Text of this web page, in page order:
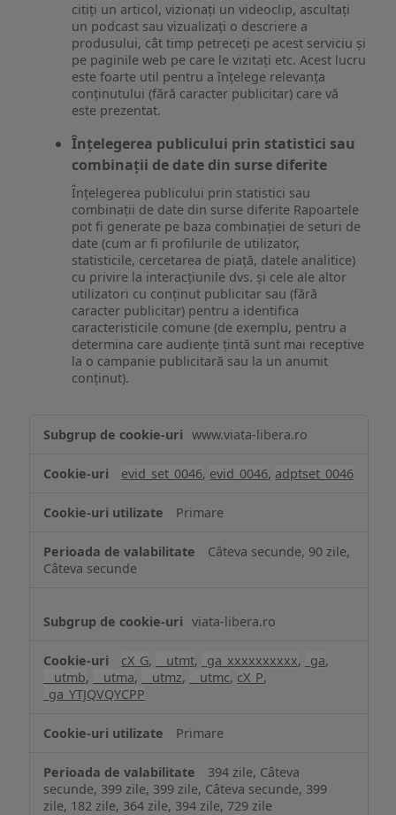
citiți un articol, vizionați un videoclip, ascultați
un podcast sau vizualizați o descriere a
produsului, cât timp petreceți pe acest serviciu și
pe paginile web pe care le vizitați etc. Acest lucru
este foarte util pentru a înțelege relevanța
conținutului (fără caracter publicitar) care vă
este prezentat.
Înțelegerea publicului prin statistici sau
combinații de date din surse diferite
Înțelegerea publicului prin statistici sau
combinații de date din surse diferite Rapoartele
pot fi generate pe baza combinației de seturi de
date (cum ar fi profilurile de utilizator,
statisticile, cercetarea de piață, datele analitice)
cu privire la interacțiunile dvs. și cele ale altor
utilizatori cu conținut publicitar sau (fără
caracter publicitar) pentru a identifica
caracteristicile comune (de exemplu, pentru a
determina care audiențe țintă sunt mai receptive
la o campanie publicitară sau la un anumit
conținut).
www.viata-libera.ro
evid_set_0046, evid_0046, adptset_0046
Primare
Câteva secunde, 90 zile,
Câteva secunde
viata-libera.ro
cX_G, __utmt, _ga_xxxxxxxxxx, _ga,
__utmb, __utma, __utmz, __utmc, cX_P,
_ga_YTJQVQYCPP
Primare
394 zile, Câteva
secunde, 399 zile, 399 zile, Câteva secunde, 399
zile, 182 zile, 364 zile, 394 zile, 729 zile